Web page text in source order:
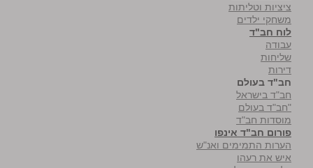
ציציות וטליתות
משחקי ילדים
לוח חב"ד
עבודה
שליחות
דירות
חב"ד בעולם
חב"ד בישראל
"חב"ד בעולם
מוסדות חב"ד
פורום חב"ד אינפו
הערות התמימים ואנ"ש
איש את רעהו